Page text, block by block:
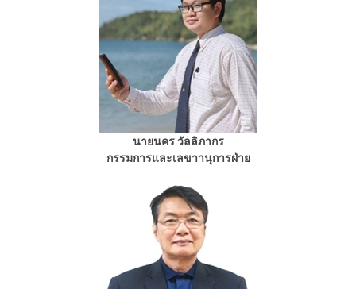
นายนคร วัลลิภากร
กรรมการและเลขาานุการฝ่าย